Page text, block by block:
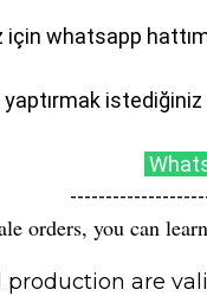
whatsapp
orders, you can
are